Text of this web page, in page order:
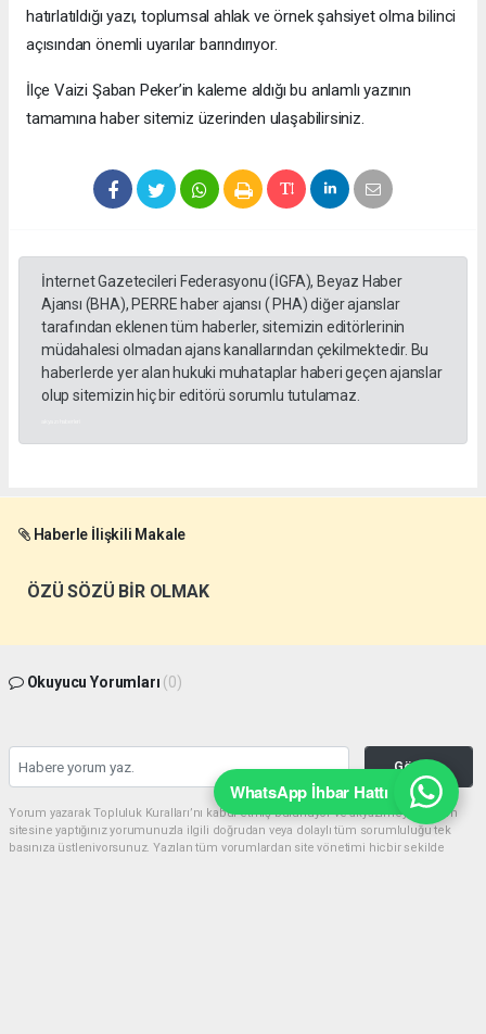
hatırlatıldığı yazı, toplumsal ahlak ve örnek şahsiyet olma bilinci
açısından önemli uyarılar barındırıyor.
​İlçe Vaizi Şaban Peker’in kaleme aldığı bu anlamlı yazının
tamamına haber sitemiz üzerinden ulaşabilirsiniz.
İnternet Gazetecileri Federasyonu (İGFA), Beyaz Haber
Ajansı (BHA), PERRE haber ajansı ( PHA) diğer ajanslar
tarafından eklenen tüm haberler, sitemizin editörlerinin
müdahalesi olmadan ajans kanallarından çekilmektedir. Bu
haberlerde yer alan hukuki muhataplar haberi geçen ajanslar
olup sitemizin hiç bir editörü sorumlu tutulamaz.
Haberle İlişkili Makale
ÖZÜ SÖZÜ BİR OLMAK
Okuyucu Yorumları (0)
Gönder
Yorum yazarak Topluluk Kuralları’nı kabul etmiş bulunuyor ve akyazimeydan.com
sitesine yaptığınız yorumunuzla ilgili doğrudan veya dolaylı tüm sorumluluğu tek
başınıza üstleniyorsunuz. Yazılan tüm yorumlardan site yönetimi hiçbir şekilde
WhatsApp İhbar Hattı